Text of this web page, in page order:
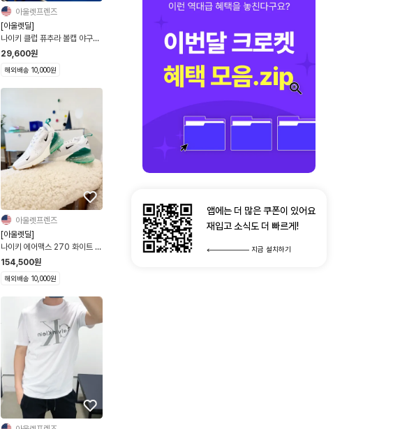
아울렛프렌즈
[아울렛딜]
나이키 클럽 퓨추라 볼캡 야구모
자 7컬러
29,600원
해외배송 10,000원
아울렛프렌즈
[아울렛딜]
나이키 에어맥스 270 화이트 그
린 AH6789-125 여성용
154,500원
해외배송 10,000원
앱에는 더 많은 쿠폰이 있어요
재입고 소식도 더 빠르게!
지금 설치하기